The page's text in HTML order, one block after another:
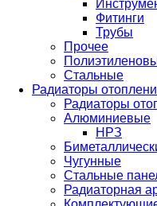
Фитинги
Трубы
Прочее
Стальные
Радиаторы
Радиаторы
Алюминиевые
НРЗ
Чугунные
Стальные
Радиаторная